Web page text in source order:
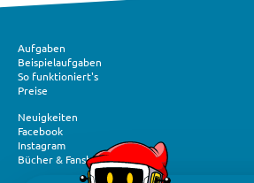
Aufgaben
Beispielaufgaben
So funktioniert's
Preise
Neuigkeiten
Facebook
Instagram
Bücher & Fanshop